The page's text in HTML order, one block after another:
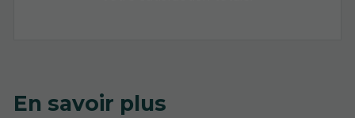
En savoir plus